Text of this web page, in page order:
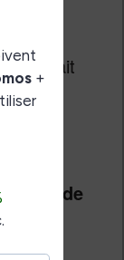
c’était
à
de